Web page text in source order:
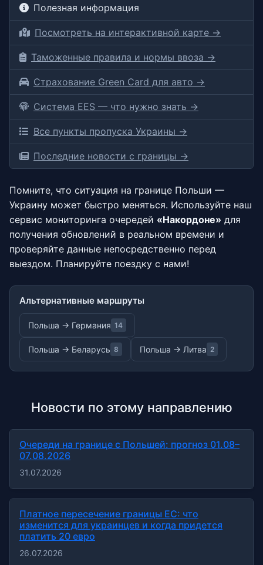
Полезная информация
Посмотреть на интерактивной карте →
Таможенные правила и нормы ввоза →
Страхование Green Card для авто →
Система EES — что нужно знать →
Все пункты пропуска Украины →
Последние новости с границы →
Помните, что ситуация на границе Польши —
Украину может быстро меняться. Используйте наш
сервис мониторинга очередей «Накордоне» для
получения обновлений в реальном времени и
проверяйте данные непосредственно перед
выездом. Планируйте поездку с нами!
Альтернативные маршруты
Польша → Германия 14
Польша → Беларусь 8 Польша → Литва 2
Новости по этому направлению
Очереди на границе с Польшей: прогноз 01.08–
07.08.2026
31.07.2026
Платное пересечение границы ЕС: что
изменится для украинцев и когда придется
платить 20 евро
26.07.2026